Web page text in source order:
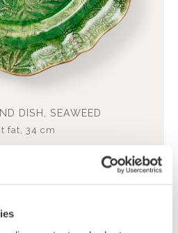
DISH, SEAWEED
fat, 34 cm